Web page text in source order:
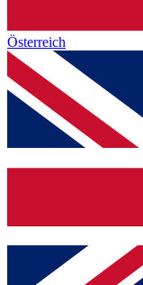
Österreich